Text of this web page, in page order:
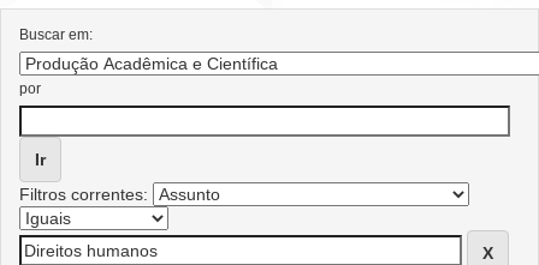
Buscar em:
por
Filtros correntes: